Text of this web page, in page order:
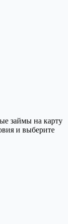
займы на карту
и выберите